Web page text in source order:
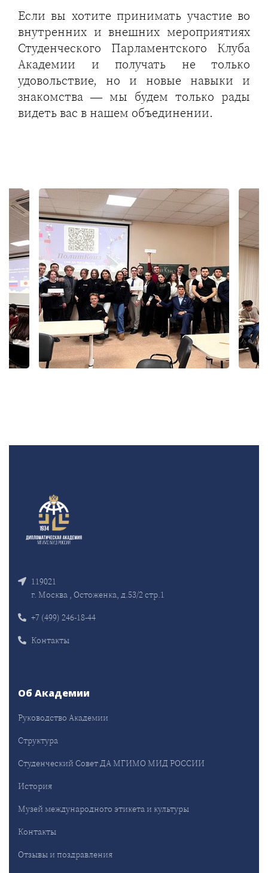
Если вы хотите принимать участие во
внутренних и внешних мероприятиях
Студенческого Парламентского Клуба
Академии и получать не только
удовольствие, но и новые навыки и
знакомства — мы будем только рады
видеть вас в нашем объединении.
119021
г. Москва , Остоженка, д.53/2 стр.1
+7 (499) 246-18-44
Контакты
Об Академии
Руководство Академии
Структура
Студенческий Совет ДА МГИМО МИД РОССИИ
История
Музей международного этикета и культуры
Контакты
Отзывы и поздравления